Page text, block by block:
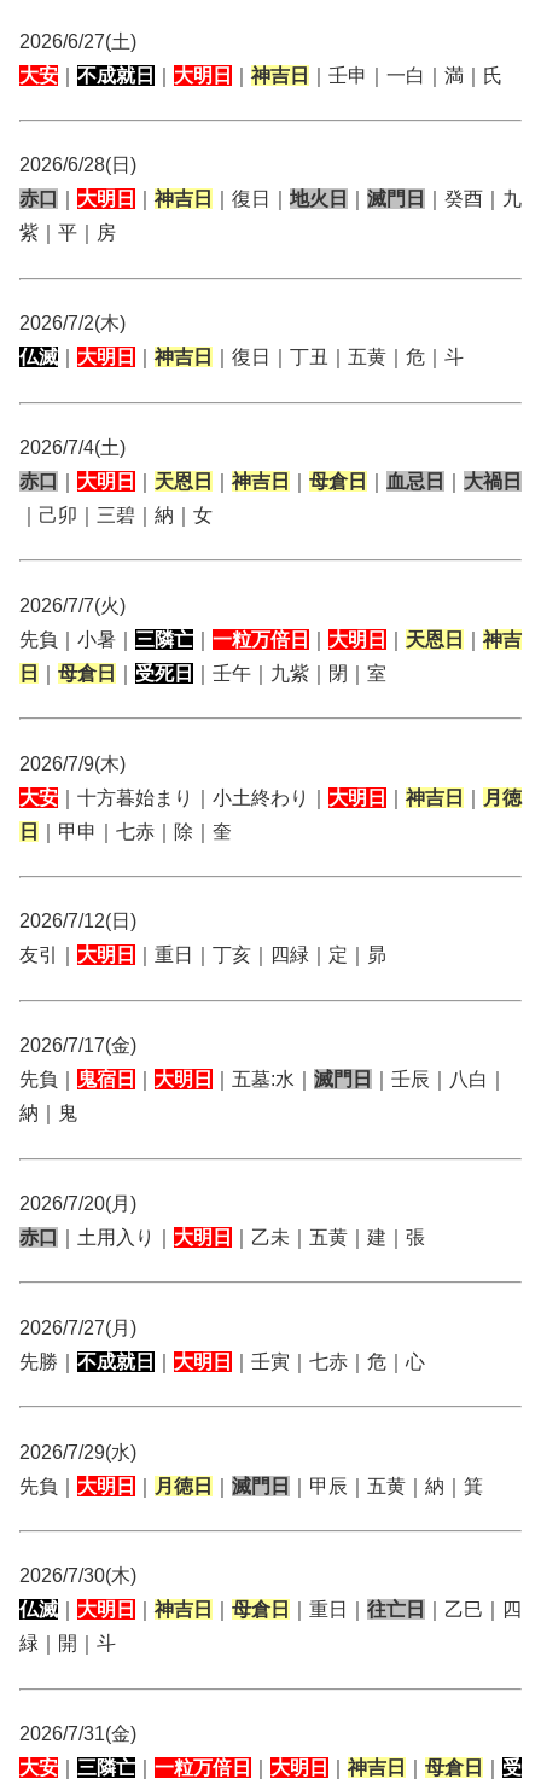
2026/6/27(土)
大安
不成就日 大明日 神吉日 ｜壬申｜一白｜満｜氏
2026/6/28(日)
赤口
大明日 神吉日 ｜復日｜ 地火日 滅門日
｜癸酉｜九
紫｜平｜房
2026/7/2(木)
仏滅
大明日 神吉日 ｜復日｜丁丑｜五黄｜危｜斗
2026/7/4(土)
赤口
大明日 天恩日 神吉日 母倉日 血忌日
大禍日
｜己卯｜三碧｜納｜女
2026/7/7(火)
先負｜小暑｜ 三隣亡 一粒万倍日 大明日 天恩日
神吉
日
母倉日 受死日 ｜壬午｜九紫｜閉｜室
2026/7/9(木)
大安 ｜十方暮始まり｜小土終わり｜ 大明日 神吉日
月徳
日
｜甲申｜七赤｜除｜奎
2026/7/12(日)
友引｜ 大明日 ｜重日｜丁亥｜四緑｜定｜昴
2026/7/17(金)
先負｜
鬼宿日 大明日 ｜五墓:水｜ 滅門日
｜壬辰｜八白｜
納｜鬼
2026/7/20(月)
赤口
｜土用入り｜ 大明日 ｜乙未｜五黄｜建｜張
2026/7/27(月)
先勝｜ 不成就日 大明日 ｜壬寅｜七赤｜危｜心
2026/7/29(水)
先負｜ 大明日 月徳日 滅門日 ｜甲辰｜五黄｜納｜箕
2026/7/30(木)
仏滅
大明日 神吉日 母倉日 ｜重日｜ 往亡日
｜乙巳｜四
緑｜開｜斗
2026/7/31(金)
大安
三隣亡 一粒万倍日 大明日 神吉日 母倉日
受